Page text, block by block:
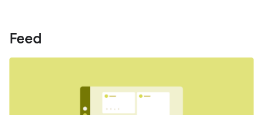
Feed